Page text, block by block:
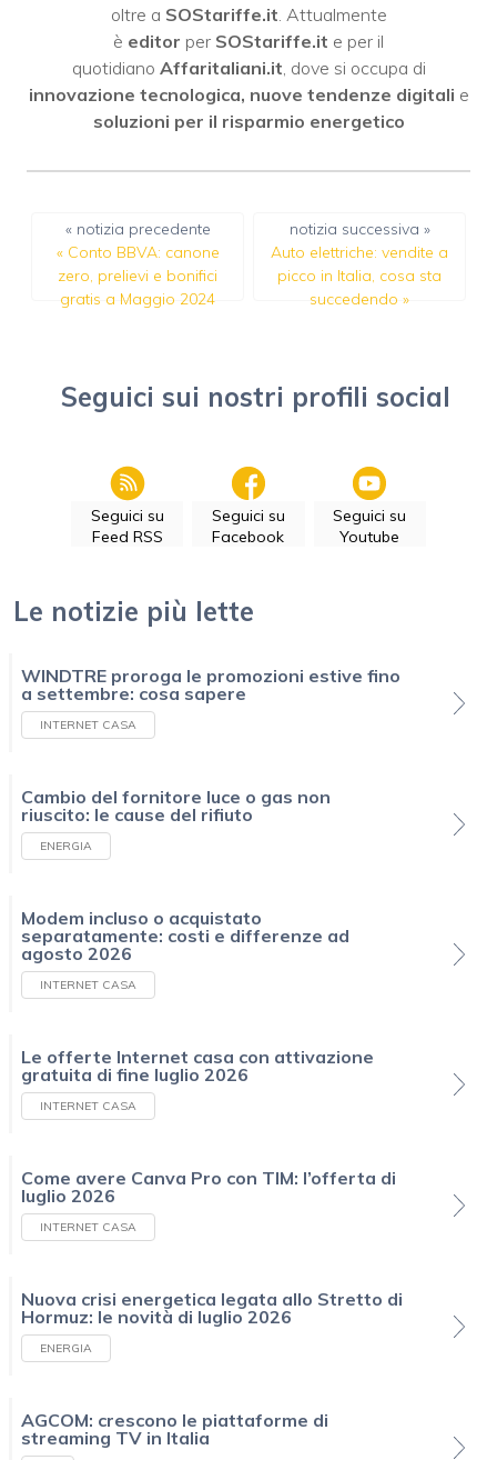
oltre a SOStariffe.it. Attualmente
è editor per SOStariffe.it e per il
quotidiano Affaritaliani.it, dove si occupa di
innovazione tecnologica, nuove tendenze digitali e
soluzioni per il risparmio energetico
« notizia precedente
« Conto BBVA: canone
zero, prelievi e bonifici
gratis a Maggio 2024
notizia successiva »
Auto elettriche: vendite a
picco in Italia, cosa sta
succedendo »
Seguici sui nostri profili social
Seguici su
Feed RSS
Seguici su
Facebook
Seguici su
Youtube
Le notizie più lette
WINDTRE proroga le promozioni estive fino
a settembre: cosa sapere
INTERNET CASA
Cambio del fornitore luce o gas non
riuscito: le cause del rifiuto
ENERGIA
Modem incluso o acquistato
separatamente: costi e differenze ad
agosto 2026
INTERNET CASA
Le offerte Internet casa con attivazione
gratuita di fine luglio 2026
INTERNET CASA
Come avere Canva Pro con TIM: l’offerta di
luglio 2026
INTERNET CASA
Nuova crisi energetica legata allo Stretto di
Hormuz: le novità di luglio 2026
ENERGIA
AGCOM: crescono le piattaforme di
streaming TV in Italia